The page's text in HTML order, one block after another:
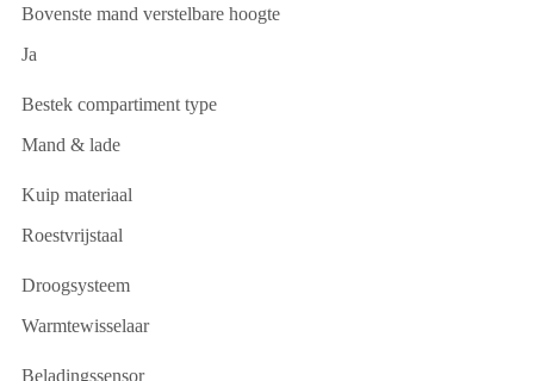
Bovenste mand verstelbare hoogte
Ja
Bestek compartiment type
Mand & lade
Kuip materiaal
Roestvrijstaal
Droogsysteem
Warmtewisselaar
Beladingssensor